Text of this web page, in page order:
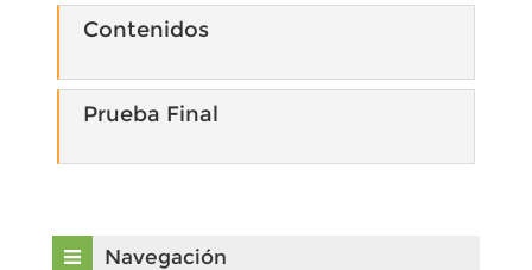
Contenidos
Prueba Final
Bloques
Navegación